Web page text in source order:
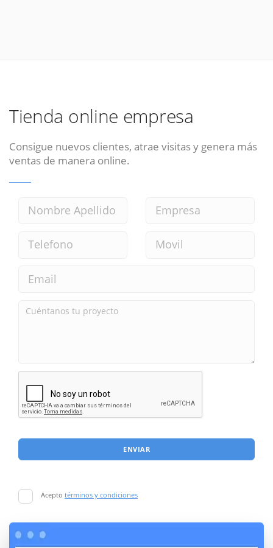
Tienda online empresa
Consigue nuevos clientes, atrae visitas y genera más
ventas de manera online.
ENVIAR
Acepto términos y condiciones